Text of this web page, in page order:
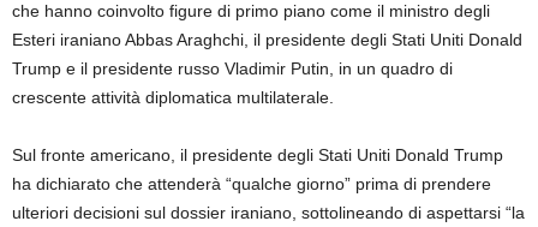
che hanno coinvolto figure di primo piano come il ministro degli
Esteri iraniano Abbas Araghchi, il presidente degli Stati Uniti Donald
Trump e il presidente russo Vladimir Putin, in un quadro di
crescente attività diplomatica multilaterale.
Sul fronte americano, il presidente degli Stati Uniti Donald Trump
ha dichiarato che attenderà “qualche giorno” prima di prendere
ulteriori decisioni sul dossier iraniano, sottolineando di aspettarsi “la